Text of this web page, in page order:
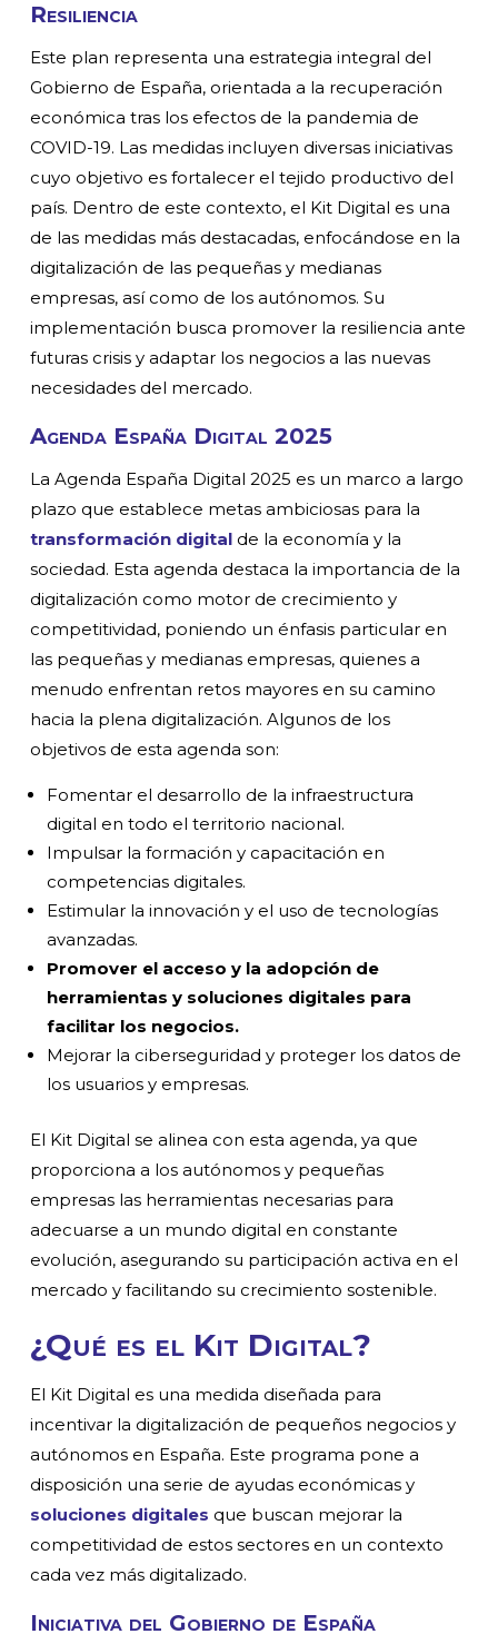
Resiliencia
Este plan representa una estrategia integral del
Gobierno de España, orientada a la recuperación
económica tras los efectos de la pandemia de
COVID-19. Las medidas incluyen diversas iniciativas
cuyo objetivo es fortalecer el tejido productivo del
país. Dentro de este contexto, el Kit Digital es una
de las medidas más destacadas, enfocándose en la
digitalización de las pequeñas y medianas
empresas, así como de los autónomos. Su
implementación busca promover la resiliencia ante
futuras crisis y adaptar los negocios a las nuevas
necesidades del mercado.
Agenda España Digital 2025
La Agenda España Digital 2025 es un marco a largo
plazo que establece metas ambiciosas para la
transformación digital de la economía y la
sociedad. Esta agenda destaca la importancia de la
digitalización como motor de crecimiento y
competitividad, poniendo un énfasis particular en
las pequeñas y medianas empresas, quienes a
menudo enfrentan retos mayores en su camino
hacia la plena digitalización. Algunos de los
objetivos de esta agenda son:
Fomentar el desarrollo de la infraestructura
digital en todo el territorio nacional.
Impulsar la formación y capacitación en
competencias digitales.
Estimular la innovación y el uso de tecnologías
avanzadas.
Promover el acceso y la adopción de
herramientas y soluciones digitales para
facilitar los negocios.
Mejorar la ciberseguridad y proteger los datos de
los usuarios y empresas.
El Kit Digital se alinea con esta agenda, ya que
proporciona a los autónomos y pequeñas
empresas las herramientas necesarias para
adecuarse a un mundo digital en constante
evolución, asegurando su participación activa en el
mercado y facilitando su crecimiento sostenible.
¿Qué es el Kit Digital?
El Kit Digital es una medida diseñada para
incentivar la digitalización de pequeños negocios y
autónomos en España. Este programa pone a
disposición una serie de ayudas económicas y
soluciones digitales que buscan mejorar la
competitividad de estos sectores en un contexto
cada vez más digitalizado.
Iniciativa del Gobierno de España